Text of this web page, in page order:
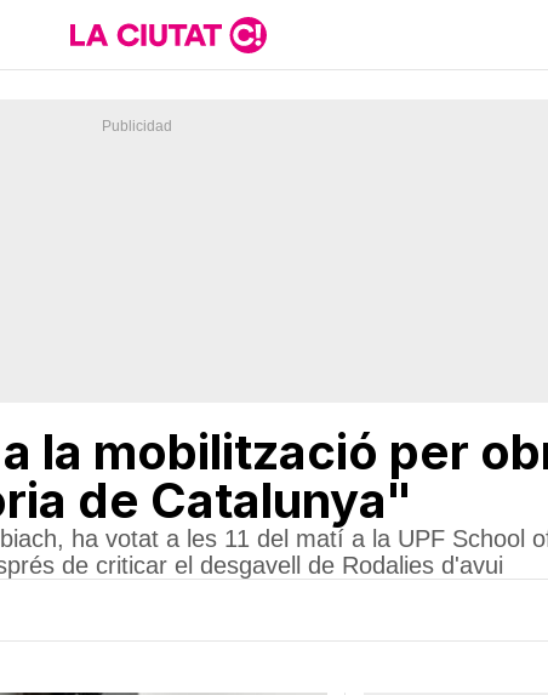
la mobilització per
de Catalunya"
ha votat a les 11 del matí a la UPF School
de criticar el desgavell de Rodalies d'avui